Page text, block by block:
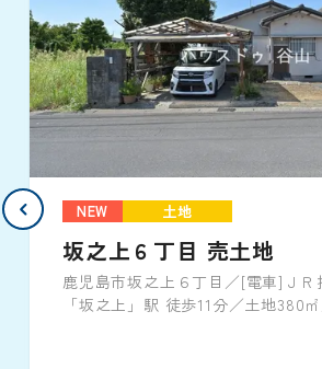
NEW 土地
坂之上６丁目 売土地
鹿児島市坂之上６丁目／[電車]ＪＲ
「坂之上」駅 徒歩11分／土地380